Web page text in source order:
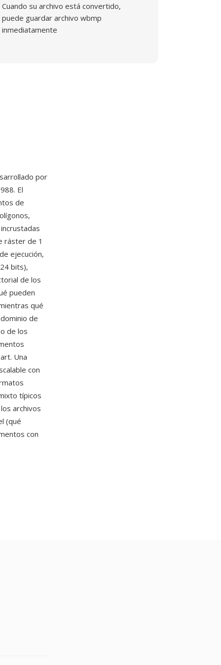
Cuando su archivo está convertido,
puede guardar archivo wbmp
inmediatamente
por
El
de
ráster de 1
ejecución,
bits),
de los
pueden
qué
de
de los
Una
con
típicos
archivos
(qué
con